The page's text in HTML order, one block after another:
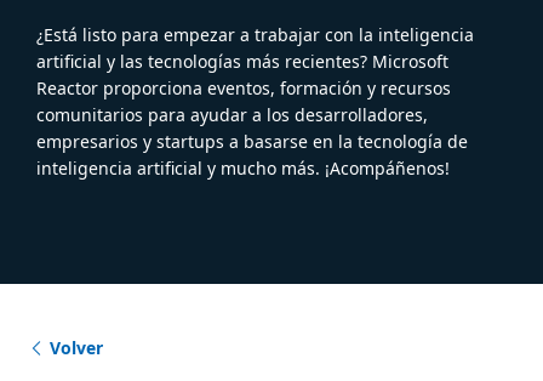
¿Está listo para empezar a trabajar con la inteligencia
artificial y las tecnologías más recientes? Microsoft
Reactor proporciona eventos, formación y recursos
comunitarios para ayudar a los desarrolladores,
empresarios y startups a basarse en la tecnología de
inteligencia artificial y mucho más. ¡Acompáñenos!
Volver